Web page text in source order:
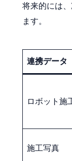
将来的には
ます。
連携データ
ロボット施
施工写真